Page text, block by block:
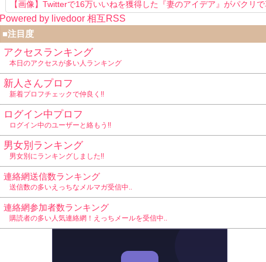
【画像】Twitterで16万いいねを獲得した『妻のアイデア』がパクリ
www
Powered by livedoor 相互RSS
■注目度
アクセスランキング
本日のアクセスが多い人ランキング
新人さんプロフ
新着プロフチェックで仲良く!!
ログイン中プロフ
ログイン中のユーザーと絡もう!!
男女別ランキング
男女別にランキングしました!!
連絡網送信数ランキング
送信数の多いえっちなメルマガ受信中..
連絡網参加者数ランキング
購読者の多い人気連絡網！えっちメールを受信中..